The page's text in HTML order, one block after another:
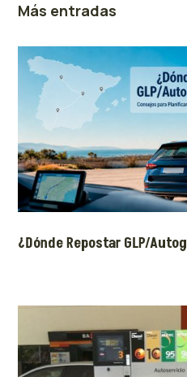
Más entradas
¿Dónde Repostar GLP/